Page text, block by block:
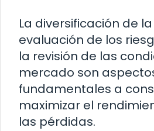
La diversificación de
evaluación de los
la revisión de las
mercado son
fundamentales a
maximizar el
las pérdidas.